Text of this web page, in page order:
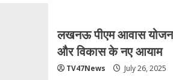
को
मिली
IAS
पदोन्नति:
लखनऊ पीएम आवास
और विकास के नए आयाम
TV47News July 26, 2025